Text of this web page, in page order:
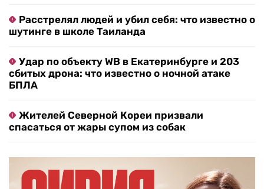
Расстрелял людей и убил себя: что известно о
шутинге в школе Таиланда
Удар по объекту WB в Екатеринбурге и 203
сбитых дрона: что известно о ночной атаке
БПЛА
Жителей Северной Кореи призвали
спасаться от жары супом из собак